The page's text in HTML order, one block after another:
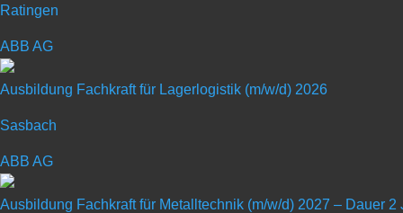
Ratingen
ABB AG
Ausbildung Fachkraft für Lagerlogistik (m/w/d) 2026
Sasbach
ABB AG
Ausbildung Fachkraft für Metalltechnik (m/w/d) 2027 – Dauer 2
Ausbildungsberuf: Mechatroniker